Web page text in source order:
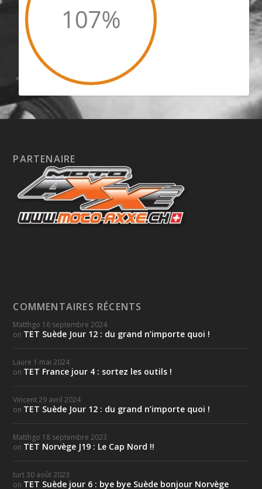
PARTENAIRE
COMMENTAIRES RÉCENTS
Matthgo 16 septembre 2024
on TET Suède Jour 12 : du grand n’importe quoi !
Laure 1 mai 2024
on TET France jour 4 : sortez les outils !
Vincent 29 avril 2024
on TET Suède Jour 12 : du grand n’importe quoi !
Matthgo 18 septembre 2023
on TET Norvège J19 : Le Cap Nord !!
turt 30 août 2023
on TET Suède jour 6 : bye bye Suède bonjour Norvège